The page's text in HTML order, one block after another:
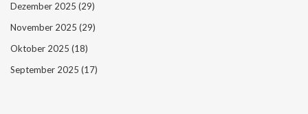
Dezember 2025 (29)
November 2025 (29)
Oktober 2025 (18)
September 2025 (17)